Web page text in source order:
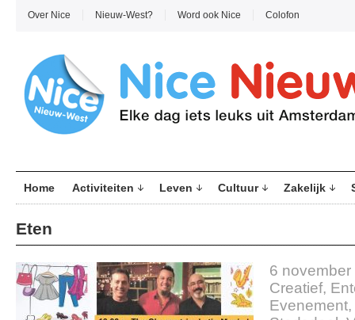
Over Nice Nieuw-West? Word ook Nice Colofon
Home Activiteiten Leven Cultuur Zakelijk
Eten
6
Creatief,
Evenement,